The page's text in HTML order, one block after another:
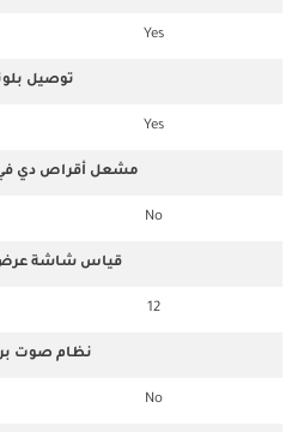
Yes
توصيل
Yes
مشعل أقراص دي
No
قياس شاشة
12
نظام صوت
No